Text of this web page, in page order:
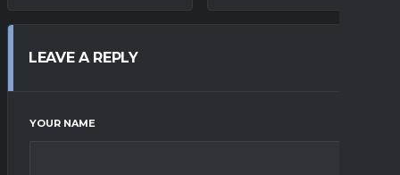
LEAVE A REPLY
YOUR NAME